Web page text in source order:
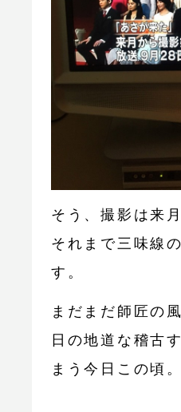
そう、撮影は来
それまで三味線
す。
まだまだ師匠の
日の地道な稽古
まう今日この頃。